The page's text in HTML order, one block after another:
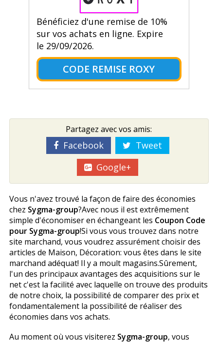
Bénéficiez d'une remise de 10%
sur vos achats en ligne. Expire
le 29/09/2026.
CODE REMISE ROXY
Partagez avec vos amis:
Facebook
Tweet
Google+
Vous n'avez trouvé la façon de faire des économies
chez Sygma-group?Avec nous il est extrêmement
simple d'économiser en échangeant les Coupon Code
pour Sygma-group!Si vous vous trouvez dans notre
site marchand, vous voudrez assurément choisir des
articles de Maison, Décoration: vous êtes dans le site
marchand adéquat! Il y a moult magasins.Sûrement,
l'un des principaux avantages des acquisitions sur le
net c'est la facilité avec laquelle on trouve des produits
de notre choix, la possibilité de comparer des prix et
fondamentalement la possibilité de réaliser des
économies dans vos achats.
Au moment où vous visiterez Sygma-group, vous